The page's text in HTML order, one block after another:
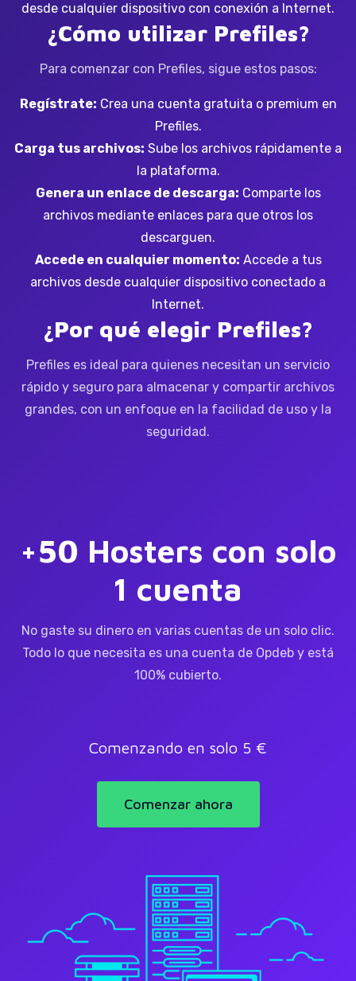
desde cualquier dispositivo con conexión a Internet.
¿Cómo utilizar Prefiles?
Para comenzar con Prefiles, sigue estos pasos:
Regístrate: Crea una cuenta gratuita o premium en
Prefiles.
Carga tus archivos: Sube los archivos rápidamente a
la plataforma.
Genera un enlace de descarga: Comparte los
archivos mediante enlaces para que otros los
descarguen.
Accede en cualquier momento: Accede a tus
archivos desde cualquier dispositivo conectado a
Internet.
¿Por qué elegir Prefiles?
Prefiles es ideal para quienes necesitan un servicio
rápido y seguro para almacenar y compartir archivos
grandes, con un enfoque en la facilidad de uso y la
seguridad.
+50 Hosters con solo
1 cuenta
No gaste su dinero en varias cuentas de un solo clic.
Todo lo que necesita es una cuenta de Opdeb y está
100% cubierto.
Comenzando en solo 5 €
Comenzar ahora